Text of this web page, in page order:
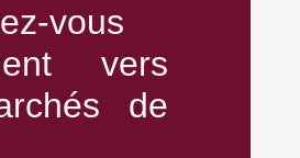
vous
vers
de